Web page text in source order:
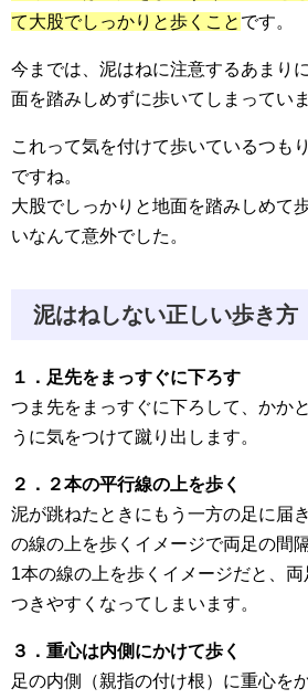
て大股でしっかりと歩くこと です。
今までは、泥はねに注意するあまり
面を踏みしめずに歩いてしまっていま
これって気を付けて歩いているつも
ですね。
大股でしっかりと地面を踏みしめて
いなんて意外でした。
泥はねしない正しい歩き方
１．足先をまっすぐに下ろす
つま先をまっすぐに下ろして、かか
うに気をつけて蹴り出します。
２．２本の平行線の上を歩く
泥が跳ねたときにもう一方の足に届
の線の上を歩くイメージで両足の間
1本の線の上を歩くイメージだと、
つきやすくなってしまいます。
３．重心は内側にかけて歩く
足の内側（親指の付け根）に重心を